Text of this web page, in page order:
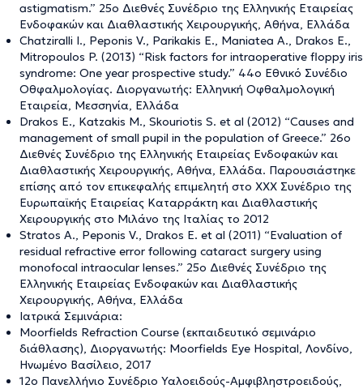
astigmatism.” 25ο Διεθνές Συνέδριο της Ελληνικής Εταιρείας
Ενδοφακών και Διαθλαστικής Χειρουργικής, Αθήνα, Ελλάδα
Chatziralli I., Peponis V., Parikakis E., Maniatea A., Drakos E.,
Mitropoulos P. (2013) “Risk factors for intraoperative floppy iris
syndrome: One year prospective study.” 44ο Εθνικό Συνέδιο
Οθφαλμολογίας. Διοργανωτής: Ελληνική Οφθαλμολογική
Εταιρεία, Μεσσηνία, Ελλάδα
Drakos E., Katzakis M., Skouriotis S. et al (2012) “Causes and
management of small pupil in the population of Greece.” 26ο
Διεθνές Συνέδριο της Ελληνικής Εταιρείας Ενδοφακών και
Διαθλαστικής Χειρουργικής, Αθήνα, Ελλάδα. Παρουσιάστηκε
επίσης από τον επικεφαλής επιμελητή στο ΧΧΧ Συνέδριο της
Ευρωπαϊκής Εταιρείας Καταρράκτη και Διαθλαστικής
Χειρουργικής στο Μιλάνο της Ιταλίας το 2012
Stratos A., Peponis V., Drakos E. et al (2011) “Evaluation of
residual refractive error following cataract surgery using
monofocal intraocular lenses.” 25ο Διεθνές Συνέδριο της
Ελληνικής Εταιρείας Ενδοφακών και Διαθλαστικής
Χειρουργικής, Αθήνα, Ελλάδα
Ιατρικά Σεμινάρια:
Moorfields Refraction Course (εκπαιδευτικό σεμινάριο
διάθλασης), Διοργανωτής: Moorfields Eye Hospital, Λονδίνο,
Ηνωμένο Βασίλειο, 2017
12ο Πανελλήνιο Συνέδριο Υαλοειδούς-Αμφιβληστροειδούς,